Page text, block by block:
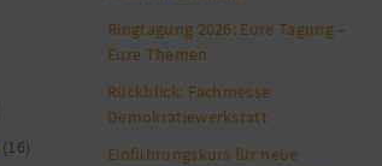
(16)
Ringtagung 2026: Eure Tagung –
Eure Themen
Rückblick: Fachmesse
Demokratiewerkstatt
Einführungskurs für neue